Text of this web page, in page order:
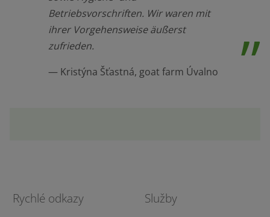
Betriebsvorschriften. Wir waren mit
ihrer Vorgehensweise äußerst
zufrieden.
Kristýna Šťastná, goat farm Úvalno
Rychlé odkazy Služby